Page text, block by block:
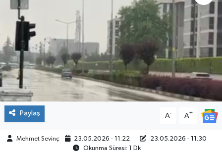
Paylaş A- A+
Mehmet Sevinç 23.05.2026 - 11:22
23.05.2026 - 11:30
Okunma Süresi: 1 Dk
SPOR